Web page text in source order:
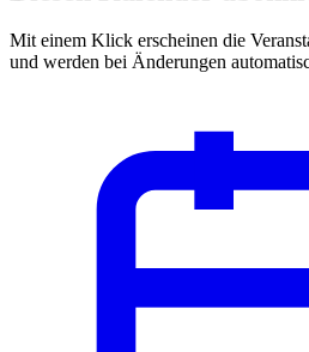
Mit einem Klick erscheinen die
und werden bei Änderungen